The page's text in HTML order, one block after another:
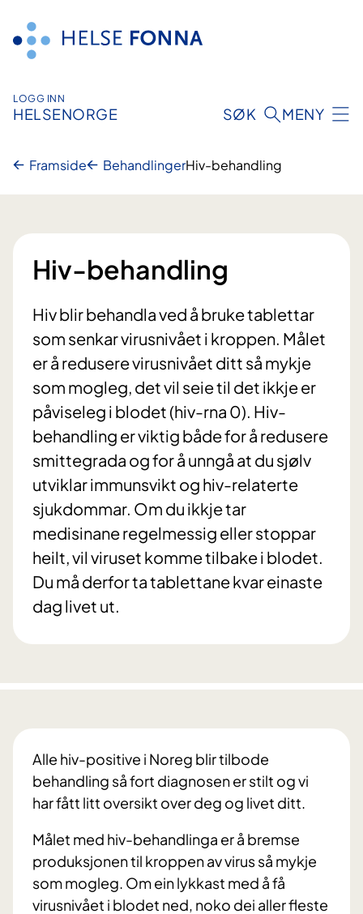
innhald
LOGG INN
HELSENORGE SØK MENY
Framside BehandlingerHiv-behandling
Hiv-behandling
Hiv blir behandla ved å bruke tablettar
som senkar virusnivået i kroppen. Målet
er å redusere virusnivået ditt så mykje
som mogleg, det vil seie til det ikkje er
påviseleg i blodet (hiv-rna 0). Hiv-
behandling er viktig både for å redusere
smittegrada og for å unngå at du sjølv
utviklar immunsvikt og hiv-relaterte
sjukdommar. Om du ikkje tar
medisinane regelmessig eller stoppar
heilt, vil viruset komme tilbake i blodet.
Du må derfor ta tablettane kvar einaste
dag livet ut.
Alle hiv-positive i Noreg blir tilbode
behandling så fort diagnosen er stilt og vi
har fått litt oversikt over deg og livet ditt.
Målet med hiv-behandlinga er å bremse
produksjonen til kroppen av virus så mykje
som mogleg. Om ein lykkast med å få
virusnivået i blodet ned, noko dei aller fleste